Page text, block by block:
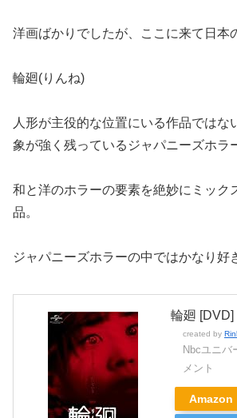
洋画ばかりでしたが、ここに来て日本
輪廻(りんね)
人形が主役的な位置にいる作品ではな
象が強く残っているジャパニーズホラ
和と洋のホラーの要素を絶妙にミック
品。
ジャパニーズホラーの中ではかなり好
輪廻 [DVD]
created by
Nbcユニバ
メント
Amazon